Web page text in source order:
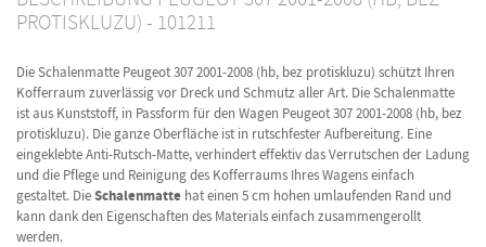
PROTISKLUZU) - 101211
Die Schalenmatte Peugeot 307 2001-2008 (hb, bez protiskluzu) schützt Ihren
Kofferraum zuverlässig vor Dreck und Schmutz aller Art. Die Schalenmatte
ist aus Kunststoff, in Passform für den Wagen Peugeot 307 2001-2008 (hb, bez
protiskluzu). Die ganze Oberfläche ist in rutschfester Aufbereitung. Eine
eingeklebte Anti-Rutsch-Matte, verhindert effektiv das Verrutschen der Ladung
und die Pflege und Reinigung des Kofferraums Ihres Wagens einfach
gestaltet. DieSchalenmatte hat einen 5 cm hohen umlaufenden Rand und
kann dank den Eigenschaften des Materials einfach zusammengerollt
werden.